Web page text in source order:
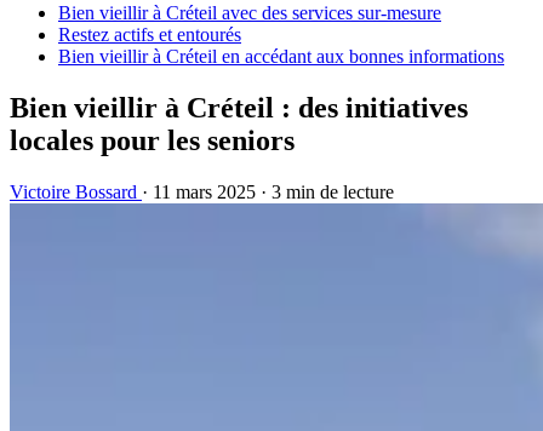
Bien vieillir à Créteil avec des services sur-mesure
Restez actifs et entourés
Bien vieillir à Créteil en accédant aux bonnes informations
Bien vieillir à Créteil : des initiatives
locales pour les seniors
Victoire Bossard · 11 mars 2025 · 3 min de lecture